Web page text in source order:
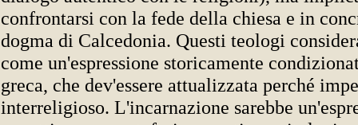
confrontarsi con la fede della chiesa e in
dogma di Calcedonia. Questi teologi
come un'espressione storicamente
greca, che dev'essere attualizzata perché
interreligioso. L'incarnazione sarebbe